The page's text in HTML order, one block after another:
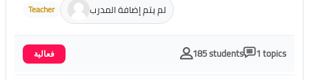
Teacher لم يتم إضافة المدرب
فعالية 185 students 1 topics